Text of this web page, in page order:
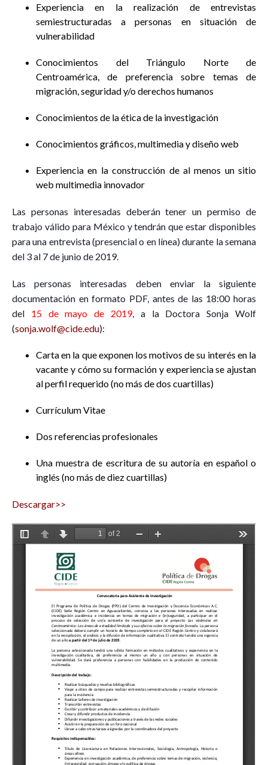
Experiencia en la realización de entrevistas
semiestructuradas a personas en situación de
vulnerabilidad
Conocimientos del Triángulo Norte de
Centroamérica, de preferencia sobre temas de
migración, seguridad y/o derechos humanos
Conocimientos de la ética de la investigación
Conocimientos gráficos, multimedia y diseño web
Experiencia en la construcción de al menos un sitio
web multimedia innovador
Las personas interesadas deberán tener un permiso de
trabajo válido para México y tendrán que estar disponibles
para una entrevista (presencial o en línea) durante la semana
del 3 al 7 de junio de 2019.
Las personas interesadas deben enviar la siguiente
documentación en formato PDF, antes de las 18:00 horas
del 15 de mayo de 2019, a la Doctora Sonja Wolf
(sonja.wolf@cide.edu):
Carta en la que exponen los motivos de su interés en la
vacante y cómo su formación y experiencia se ajustan
al perfil requerido (no más de dos cuartillas)
Currículum Vitae
Dos referencias profesionales
Una muestra de escritura de su autoría en español o
inglés (no más de diez cuartillas)
Descargar>>